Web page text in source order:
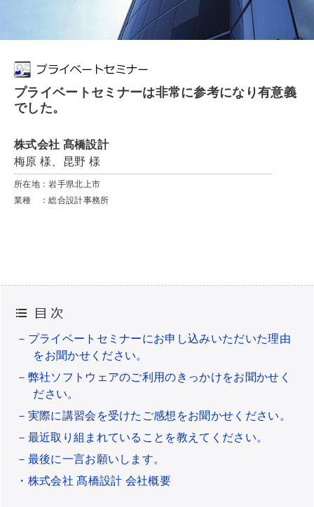
プライベートセミナーは非常に参考になり有意義
でした。
株式会社 髙橋設計
梅原 様、昆野 様
所在地：岩手県北上市
業種 ：総合設計事務所
－プライベートセミナーにお申し込みいただいた理由
をお聞かせください。
－弊社ソフトウェアのご利用のきっかけをお聞かせく
ださい。
－実際に講習会を受けたご感想をお聞かせください。
－最近取り組まれていることを教えてください。
－最後に一言お願いします。
・株式会社 髙橋設計 会社概要